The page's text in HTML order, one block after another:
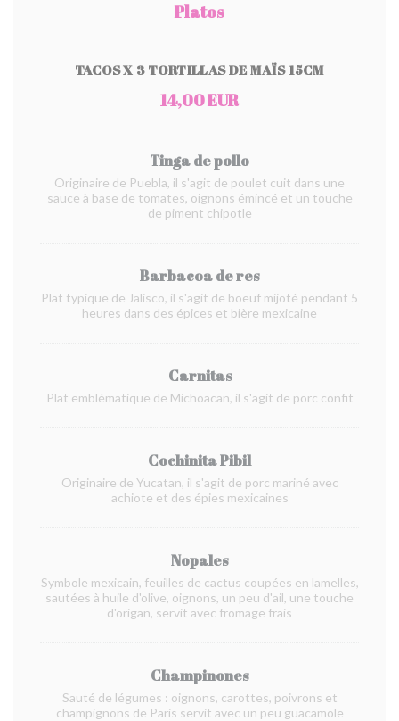
Platos
TACOS X 3 TORTILLAS DE MAÏS 15CM
14,00 EUR
Tinga de pollo
Originaire de Puebla, il s'agit de poulet cuit dans une
sauce à base de tomates, oignons émincé et un touche
de piment chipotle
Barbacoa de res
Plat typique de Jalisco, il s'agit de boeuf mijoté pendant 5
heures dans des épices et bière mexicaine
Carnitas
Plat emblématique de Michoacan, il s'agit de porc confit
Cochinita Pibil
Originaire de Yucatan, il s'agit de porc mariné avec
achiote et des épies mexicaines
Nopales
Symbole mexicain, feuilles de cactus coupées en lamelles,
sautées à huile d'olive, oignons, un peu d'ail, une touche
d'origan, servit avec fromage frais
Champinones
Sauté de légumes : oignons, carottes, poivrons et
champignons de Paris servit avec un peu guacamole